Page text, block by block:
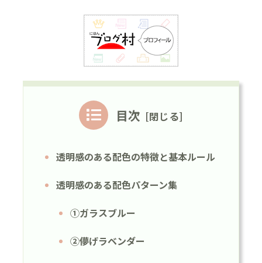
目次
透明感のある配色の特徴と基本ルール
透明感のある配色パターン集
①ガラスブルー
②儚げラベンダー